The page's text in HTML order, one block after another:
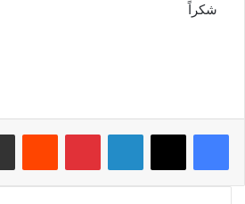
شكراً
لينكدإن بينتيريست